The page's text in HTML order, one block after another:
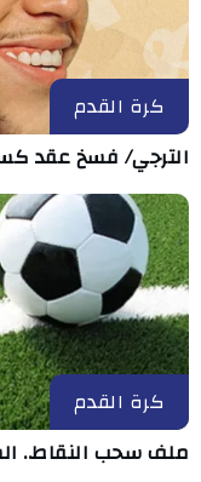
كرة القدم
الترجي/ فسخ عقد
كرة القدم
ملف سحب النقاط..